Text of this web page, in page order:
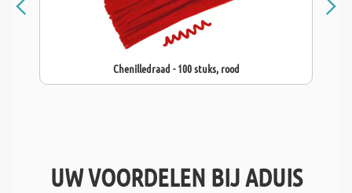
Chenilledraad - 100 stuks, rood
UW VOORDELEN BIJ ADUIS